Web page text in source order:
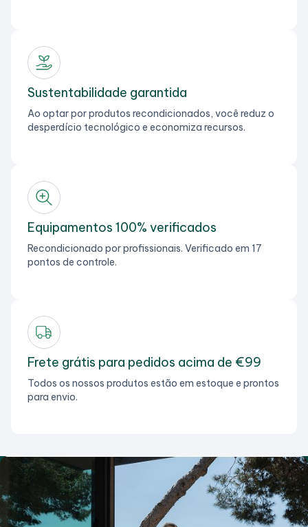
Sustentabilidade garantida
Ao optar por produtos recondicionados, você reduz o
desperdício tecnológico e economiza recursos.
Equipamentos 100% verificados
Recondicionado por profissionais. Verificado em 17
pontos de controle.
Frete grátis para pedidos acima de €99
Todos os nossos produtos estão em estoque e prontos
para envio.